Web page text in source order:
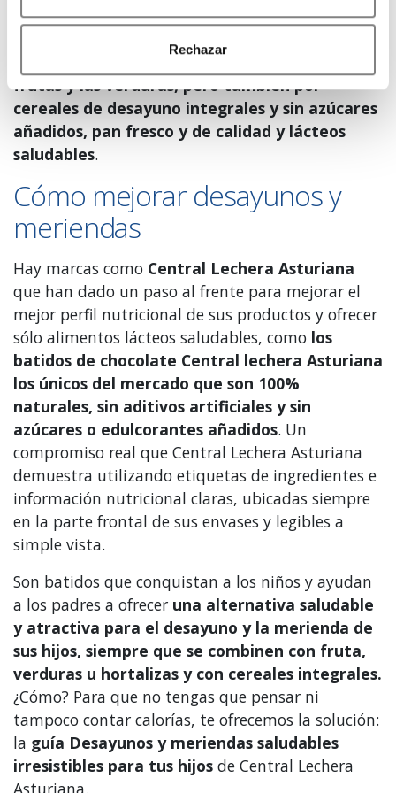
Rechazar
que nos gusten para que vean cómo los
productos elegir para ellos; apostando por las
frutas y las verduras, pero también por
cereales de desayuno integrales y sin azúcares
añadidos, pan fresco y de calidad y lácteos
saludables.
Cómo mejorar desayunos y
meriendas
Hay marcas como Central Lechera Asturiana
que han dado un paso al frente para mejorar el
mejor perfil nutricional de sus productos y ofrecer
sólo alimentos lácteos saludables, como los
batidos de chocolate Central lechera Asturiana
los únicos del mercado que son 100%
naturales, sin aditivos artificiales y sin
azúcares o edulcorantes añadidos. Un
compromiso real que Central Lechera Asturiana
demuestra utilizando etiquetas de ingredientes e
información nutricional claras, ubicadas siempre
en la parte frontal de sus envases y legibles a
simple vista.
Son batidos que conquistan a los niños y ayudan
a los padres a ofrecer una alternativa saludable
y atractiva para el desayuno y la merienda de
sus hijos, siempre que se combinen con fruta,
verduras u hortalizas y con cereales integrales.
¿Cómo? Para que no tengas que pensar ni
tampoco contar calorías, te ofrecemos la solución:
la guía Desayunos y meriendas saludables
irresistibles para tus hijos de Central Lechera
Asturiana.